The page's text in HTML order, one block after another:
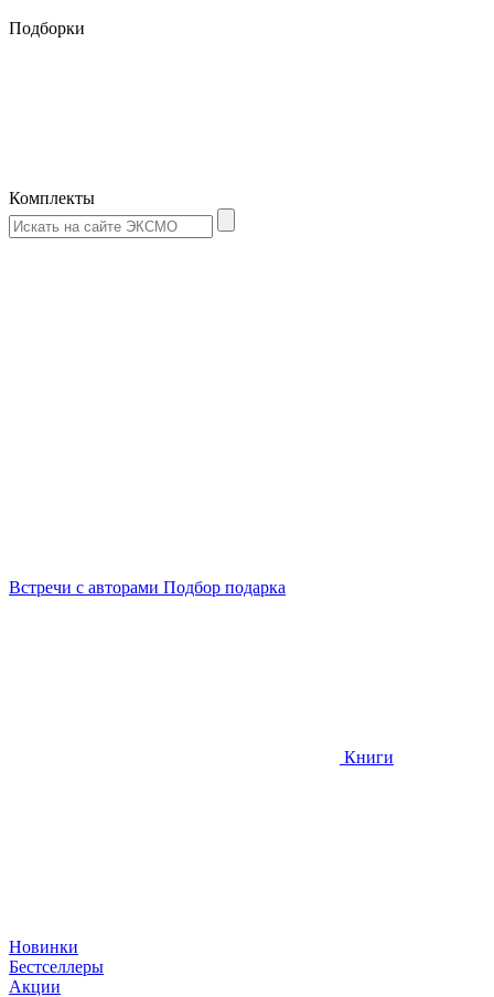
Подборки
Комплекты
Встречи с авторами Подбор подарка
Книги
Новинки
Бестселлеры
Акции